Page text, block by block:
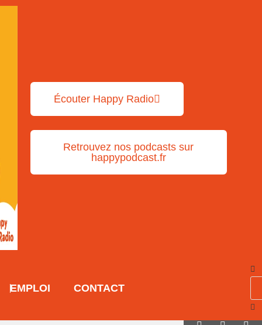
Écouter Happy Radio
Retrouvez nos podcasts sur
happypodcast.fr
EMPLOI CONTACT